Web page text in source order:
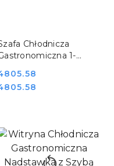
Chłodnicza
1-
830700
DO KOSZYKA